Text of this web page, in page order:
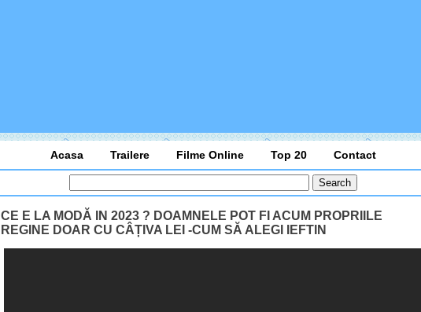
Acasa Trailere Filme Online Top 20 Contact
CE E LA MODĂ IN 2023 ? DOAMNELE POT FI ACUM PROPRIILE
REGINE DOAR CU CÂȚIVA LEI -CUM SĂ ALEGI IEFTIN